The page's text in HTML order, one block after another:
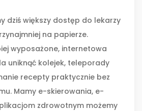
dziś większy dostęp do lekarzy
na papierze.
wyposażone, internetowa
uniknąć kolejek, teleporady
recepty praktycznie bez
Mamy e-skierowania, e-
zdrowotnym możemy